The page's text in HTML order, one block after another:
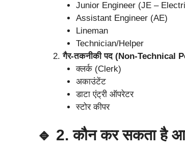
Junior Engineer (JE –
Assistant Engineer (AE)
Lineman
Technician/Helper
गैर-तकनीकी पद (Non-Technical
क्लर्क (Clerk)
अकाउंटेंट
डाटा एंट्री ऑपरेटर
स्टोर कीपर
🔹 2. कौन कर सकता है